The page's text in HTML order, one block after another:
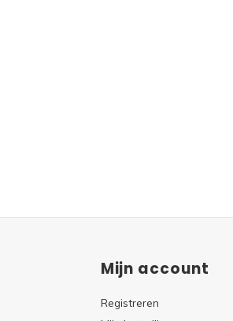
Mijn account
Registreren